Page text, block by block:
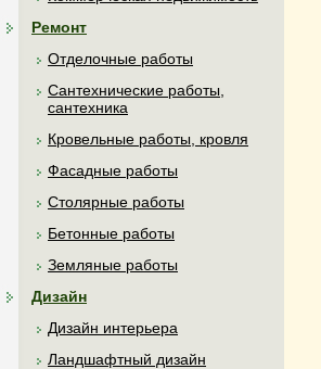
Ремонт
Отделочные работы
Сантехнические работы,
сантехника
Кровельные работы, кровля
Фасадные работы
Столярные работы
Бетонные работы
Земляные работы
Дизайн
Дизайн интерьера
Ландшафтный дизайн